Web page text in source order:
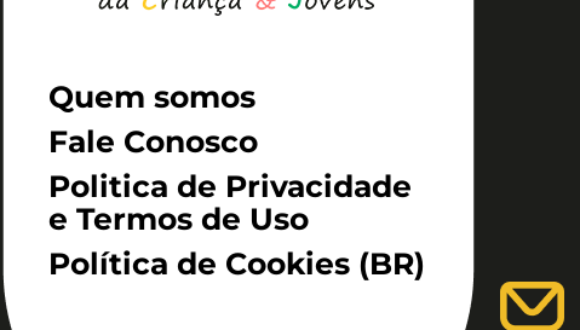
Quem somos
Fale Conosco
Politica de Privacidade
e Termos de Uso
Política de Cookies (BR)